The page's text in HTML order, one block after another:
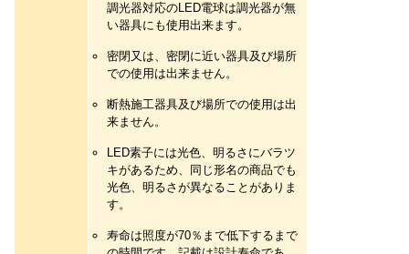
調光器対応のLED電球は調光器が無
い器具にも使用出来ます。
密閉又は、密閉に近い器具及び場所
での使用は出来ません。
断熱施工器具及び場所での使用は出
来ません。
LED素子には光色、明るさにバラツ
キがあるため、同じ形名の商品でも
光色、明るさが異なることがありま
す。
寿命は照度が70％まで低下するまで